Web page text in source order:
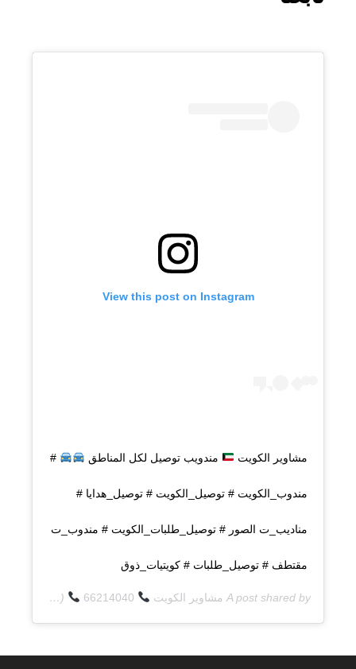
View this post on Instagram
مشاوير الكويت مندويب توصيل لكل المناطق #
مندوب_الكويت # توصيل_الكويت # توصيل_هدايا #
مناديب_ت الصور # توصيل_طلبات_الكويت # مندوب_ت
مقتطف # توصيل_طلبات # كويتيات_ذوق
A post shared by مشاوير الكويت (@q8deliverycom) on